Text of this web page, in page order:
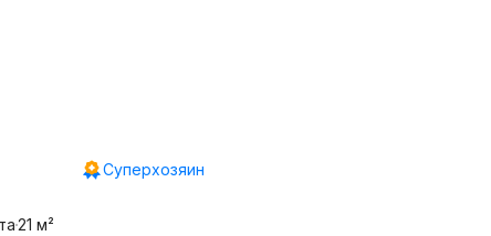
Суперхозяин
21 м²